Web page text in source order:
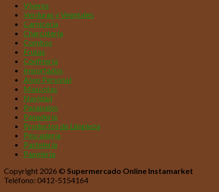
Víveres
Verduras y Vegetales
Carnicería
Charcutería
Combos
Frutas
Confitería
Importados
Aseo Personal
Mascotas
Navidad
Pasapalos
Panadería
Productos de Limpieza
Pescadería
Pastelería
Papelería
Copyright 2026 © Supermercado Online Instamarket
Teléfono: 0412-5154164